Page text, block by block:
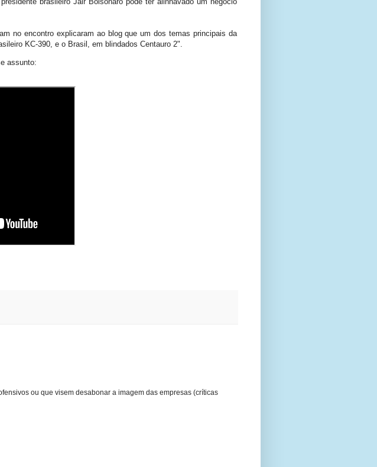
no encontro explicaram ao blog que um dos temas principais da
KC-390, e o Brasil, em blindados Centauro 2".
assunto:
ou que visem desabonar a imagem das empresas (críticas